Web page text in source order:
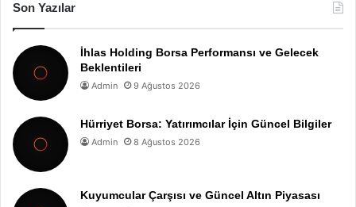
Son Yazılar
İhlas Holding Borsa Performansı ve Gelecek
Beklentileri
Admin 9 Ağustos 2026
Hürriyet Borsa: Yatırımcılar İçin Güncel Bilgiler
Admin 8 Ağustos 2026
Kuyumcular Çarşısı ve Güncel Altın Piyasası